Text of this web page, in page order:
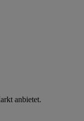
anbietet.